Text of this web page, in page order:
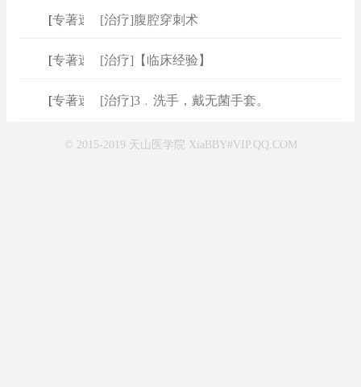
专著速查 ][治疗]腹腔穿刺术
专著速查 ][治疗]【临床经验】
专著速查 ][治疗]3﹒洗手，戴无菌手套。
© 2015-2019 天山医学院 XiaBBY#VIP.QQ.COM